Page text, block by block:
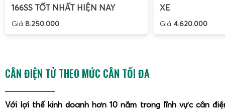
Tại Gia Phát, dịch vụ hậu mãi được coi là một phần
khách hàng được hỗ trợ tối đa. Không chỉ cung cấp
Giao hàng miễn phí tận nơi toàn quốc
Giao cân điện tử tận nơi toàn quốc giúp khách hàng
chuyển và thời gian chờ đợi. Đặc biệt, đội ngũ kỹ thuật
166SS TỐT NHẤT HIỆN NAY
Giá 8.250.000
XE
Giá 4.620.000
CÂN ĐIỆN TỬ THEO MỨC CÂN TỐI ĐA
Với lợi thế kinh doanh hơn 10 năm trong lĩnh vực cân